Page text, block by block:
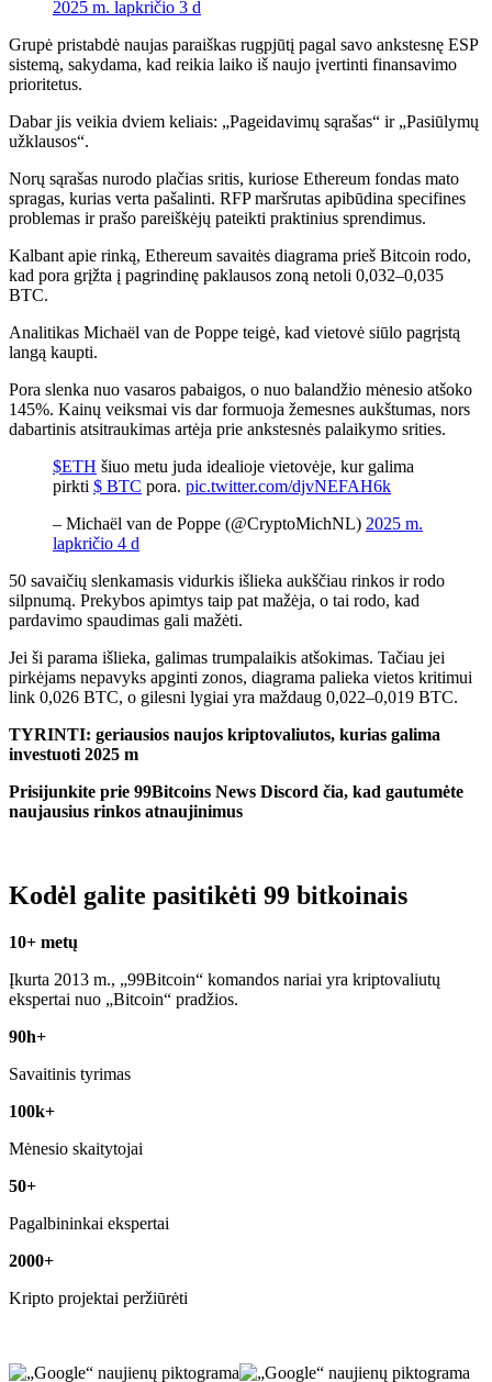
2025 m. lapkričio 3 d
Grupė pristabdė naujas paraiškas rugpjūtį pagal savo ankstesnę ESP
sistemą, sakydama, kad reikia laiko iš naujo įvertinti finansavimo
prioritetus.
Dabar jis veikia dviem keliais: „Pageidavimų sąrašas“ ir „Pasiūlymų
užklausos“.
Norų sąrašas nurodo plačias sritis, kuriose Ethereum fondas mato
spragas, kurias verta pašalinti. RFP maršrutas apibūdina specifines
problemas ir prašo pareiškėjų pateikti praktinius sprendimus.
Kalbant apie rinką, Ethereum savaitės diagrama prieš Bitcoin rodo,
kad pora grįžta į pagrindinę paklausos zoną netoli 0,032–0,035
BTC.
Analitikas Michaël van de Poppe teigė, kad vietovė siūlo pagrįstą
langą kaupti.
Pora slenka nuo vasaros pabaigos, o nuo balandžio mėnesio atšoko
145%. Kainų veiksmai vis dar formuoja žemesnes aukštumas, nors
dabartinis atsitraukimas artėja prie ankstesnės palaikymo srities.
$ETH šiuo metu juda idealioje vietovėje, kur galima
pirkti $ BTC pora. pic.twitter.com/djvNEFAH6k
– Michaël van de Poppe (@CryptoMichNL) 2025 m.
lapkričio 4 d
50 savaičių slenkamasis vidurkis išlieka aukščiau rinkos ir rodo
silpnumą. Prekybos apimtys taip pat mažėja, o tai rodo, kad
pardavimo spaudimas gali mažėti.
Jei ši parama išlieka, galimas trumpalaikis atšokimas. Tačiau jei
pirkėjams nepavyks apginti zonos, diagrama palieka vietos kritimui
link 0,026 BTC, o gilesni lygiai yra maždaug 0,022–0,019 BTC.
TYRINTI: geriausios naujos kriptovaliutos, kurias galima
investuoti 2025 m
Prisijunkite prie 99Bitcoins News Discord čia, kad gautumėte
naujausius rinkos atnaujinimus
Kodėl galite pasitikėti 99 bitkoinais
10+ metų
Įkurta 2013 m., „99Bitcoin“ komandos nariai yra kriptovaliutų
ekspertai nuo „Bitcoin“ pradžios.
90h+
Savaitinis tyrimas
100k+
Mėnesio skaitytojai
50+
Pagalbininkai ekspertai
2000+
Kripto projektai peržiūrėti